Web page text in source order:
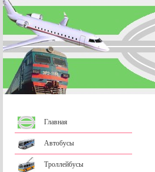
Главная
Автобусы
Троллейбусы